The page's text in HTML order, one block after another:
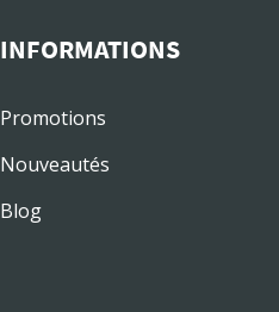
INFORMATIONS
Promotions
Nouveautés
Blog